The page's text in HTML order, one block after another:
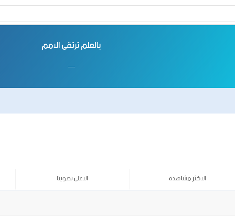
بالعلم ترتقى الامم
الاكثر مشاهدة الاعلى تصويتا